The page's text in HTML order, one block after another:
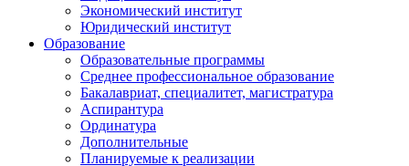
Экономический институт
Юридический институт
Образование
Образовательные программы
Среднее профессиональное образование
Бакалавриат, специалитет, магистратура
Аспирантура
Ординатура
Дополнительные
Планируемые к реализации